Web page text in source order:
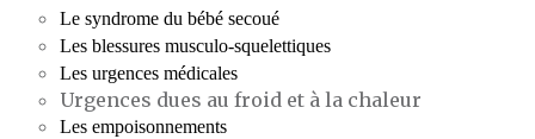
Le syndrome du bébé secoué
Les blessures musculo-squelettiques
Les urgences médicales
Urgences dues au froid et à la chaleur
Les empoisonnements